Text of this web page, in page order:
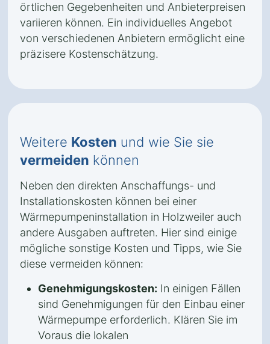
örtlichen Gegebenheiten und Anbieterpreisen
variieren können. Ein individuelles Angebot
von verschiedenen Anbietern ermöglicht eine
präzisere Kostenschätzung.
Weitere Kosten und wie Sie sie
vermeiden können
Neben den direkten Anschaffungs- und
Installationskosten können bei einer
Wärmepumpeninstallation in Holzweiler auch
andere Ausgaben auftreten. Hier sind einige
mögliche sonstige Kosten und Tipps, wie Sie
diese vermeiden können:
Genehmigungskosten: In einigen Fällen
sind Genehmigungen für den Einbau einer
Wärmepumpe erforderlich. Klären Sie im
Voraus die lokalen